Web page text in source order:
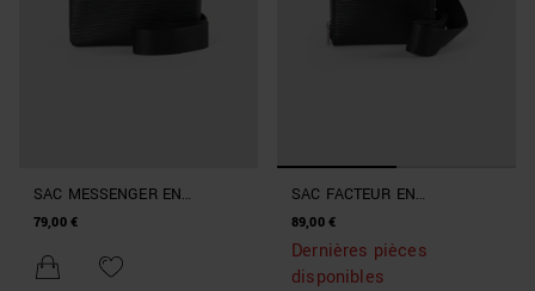
SAC MESSENGER EN
SIMILICUIR AVEC
79,00 €
SAC FACTEUR EN
SIMILICUIR AVEC POIGNÉE
ET BANDOULIÈRE
89,00 €
Dernières pièces
disponibles